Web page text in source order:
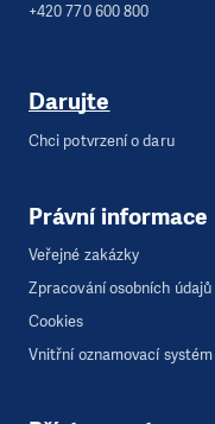
+420 770 600 800
Darujte
Chci potvrzení o daru
Právní informace
Veřejné zakázky
Zpracování osobních údajů
Cookies
Vnitřní oznamovací systém